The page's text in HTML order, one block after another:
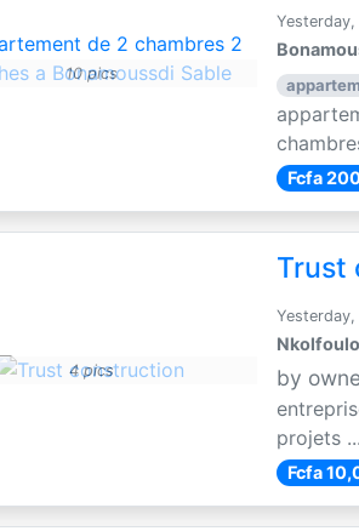
10 pics
Fcfa
4 pics
Trust
by
projets ...
Fcfa